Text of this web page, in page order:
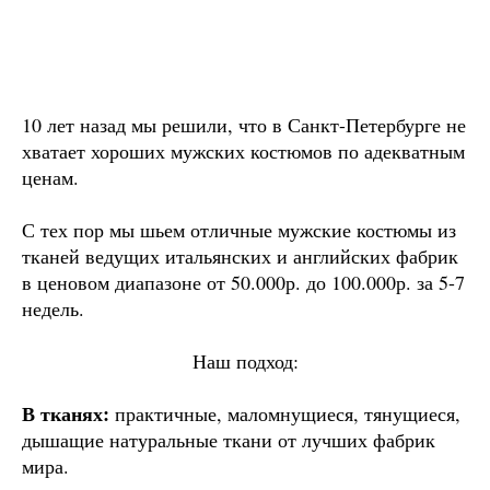
10 лет назад мы решили, что в Санкт-Петербурге не
хватает хороших мужских костюмов по адекватным
ценам.
С тех пор мы шьем отличные мужские костюмы из
тканей ведущих итальянских и английских фабрик
в ценовом диапазоне от 50.000р. до 100.000р. за 5-7
недель.
Наш подход:
В тканях: практичные, маломнущиеся, тянущиеся,
дышащие натуральные ткани от лучших фабрик
мира.